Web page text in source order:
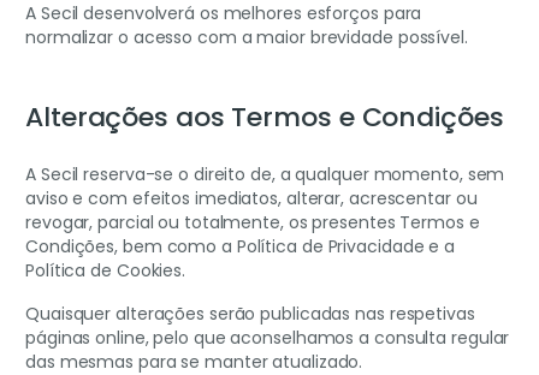
A Secil desenvolverá os melhores esforços para
normalizar o acesso com a maior brevidade possível.
Alterações aos Termos e Condições
A Secil reserva-se o direito de, a qualquer momento, sem
aviso e com efeitos imediatos, alterar, acrescentar ou
revogar, parcial ou totalmente, os presentes Termos e
Condições, bem como a Política de Privacidade e a
Política de Cookies.
Quaisquer alterações serão publicadas nas respetivas
páginas online, pelo que aconselhamos a consulta regular
das mesmas para se manter atualizado.